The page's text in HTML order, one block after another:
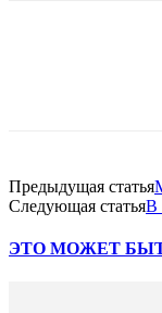
Предыдущая статья
Следующая статьяВ
ЭТО МОЖЕТ